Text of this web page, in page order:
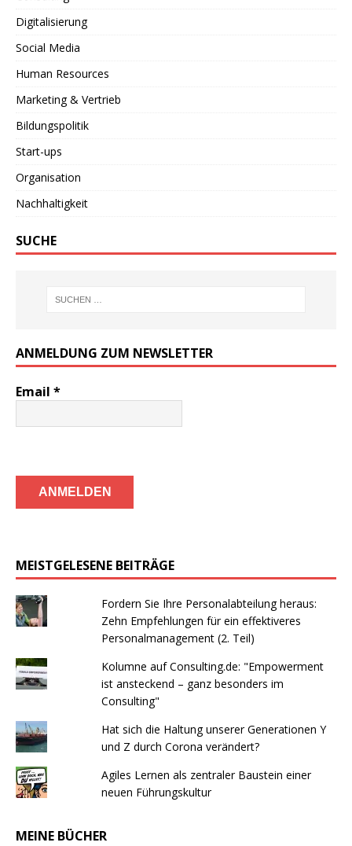
Digitalisierung
Social Media
Human Resources
Marketing & Vertrieb
Bildungspolitik
Start-ups
Organisation
Nachhaltigkeit
SUCHE
ANMELDUNG ZUM NEWSLETTER
Email *
MEISTGELESENE BEITRÄGE
Fordern Sie Ihre Personalabteilung heraus:
Zehn Empfehlungen für ein effektiveres
Personalmanagement (2. Teil)
Kolumne auf Consulting.de: "Empowerment
ist ansteckend – ganz besonders im
Consulting"
Hat sich die Haltung unserer Generationen Y
und Z durch Corona verändert?
Agiles Lernen als zentraler Baustein einer
neuen Führungskultur
MEINE BÜCHER